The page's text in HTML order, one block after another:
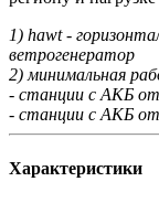
1) hawt -
ветрогенератор
2) минимальная
- станции с АКБ
- станции с АКБ
Характеристики